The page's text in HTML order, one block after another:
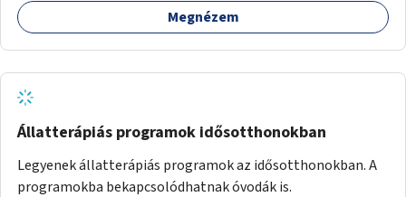
Megnézem
Állatterápiás programok idősotthonokban
Legyenek állatterápiás programok az idősotthonokban. A
programokba bekapcsolódhatnak óvodák is.